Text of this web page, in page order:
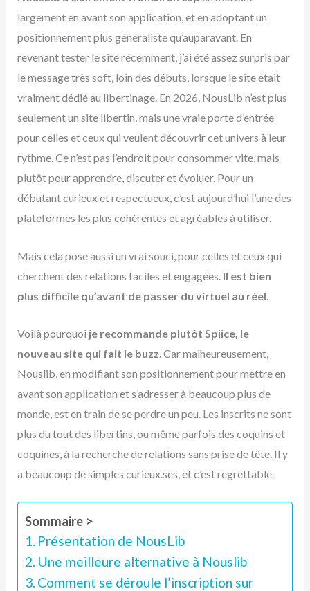
largement en avant son application, et en adoptant un
positionnement plus généraliste qu’auparavant. En
revenant tester le site récemment, j’ai été assez surpris par
le message très soft, loin des débuts, lorsque le site était
vraiment dédié au libertinage. En 2026, NousLib n’est plus
seulement un site libertin, mais une vraie porte d’entrée
pour celles et ceux qui veulent découvrir cet univers à leur
rythme. Ce n’est pas l’endroit pour consommer vite, mais
plutôt pour apprendre, discuter et évoluer. Pour un
débutant curieux et respectueux, c’est aujourd’hui l’une des
plateformes les plus cohérentes et agréables à utiliser.
Mais cela pose aussi un vrai souci, pour celles et ceux qui
cherchent des relations faciles et engagées. Il est bien
plus difficile qu’avant de passer du virtuel au réel
Voilà pourquoi je recommande plutôt Spiice, le
nouveau site qui fait le buzz. Car malheureusement,
Nouslib, en modifiant son positionnement pour mettre en
avant son application et s’adresser à beaucoup plus de
monde, est en train de se perdre un peu. Les inscrits ne sont
plus du tout des libertins, ou même parfois des coquins et
coquines, à la recherche de relations sans prise de tête. Il y
a beaucoup de simples curieux.ses, et c’est regrettable.
Sommaire >
Présentation de NousLib
Une meilleure alternative à Nouslib
Comment se déroule l’inscription sur